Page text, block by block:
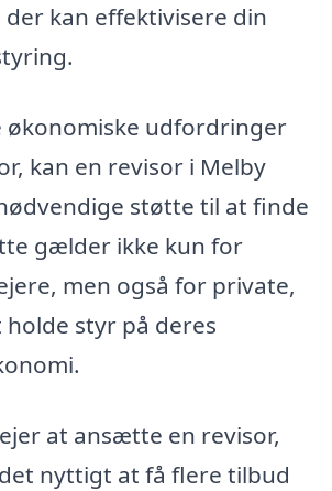
der kan effektivisere din
økonomiske udfordringer
kan en revisor i Melby
støtte til at finde
gælder ikke kun for
men også for private,
styr på deres
at ansætte en revisor,
nyttigt at få flere tilbud